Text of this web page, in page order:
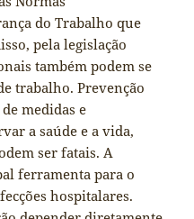
do Trabalho que
pela legislação
também podem se
trabalho. Prevenção
medidas e
a saúde e a vida,
ser fatais. A
ferramenta para o
hospitalares.